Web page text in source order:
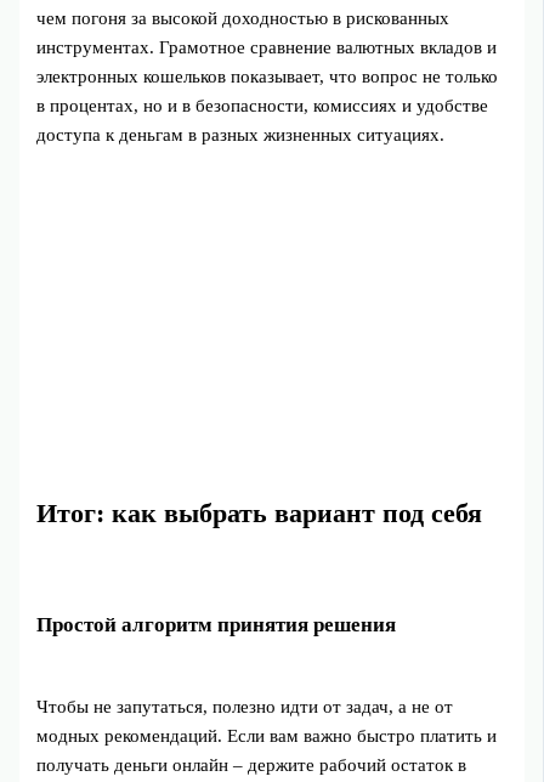
чем погоня за высокой доходностью в рискованных
инструментах. Грамотное сравнение валютных вкладов и
электронных кошельков показывает, что вопрос не только
в процентах, но и в безопасности, комиссиях и удобстве
доступа к деньгам в разных жизненных ситуациях.
Итог: как выбрать вариант под себя
Простой алгоритм принятия решения
Чтобы не запутаться, полезно идти от задач, а не от
модных рекомендаций. Если вам важно быстро платить и
получать деньги онлайн – держите рабочий остаток в